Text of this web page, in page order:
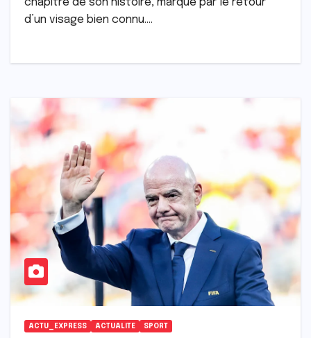
chapitre de son histoire, marqué par le retour
d’un visage bien connu.…
ACTU_EXPRESS ACTUALITE SPORT